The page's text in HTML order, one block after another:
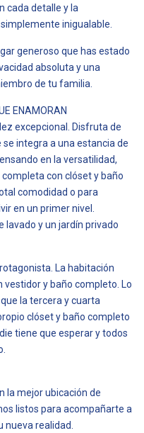
cada detalle y la
inigualable.
generoso que has estado
absoluta y una
de tu familia.
ENAMORAN
excepcional. Disfruta de
integra a una estancia de
en la versatilidad,
con clóset y baño
comodidad o para
en un primer nivel.
lavado y un jardín privado
La habitación
y baño completo. Lo
la tercera y cuarta
clóset y baño completo
tiene que esperar y todos
la mejor ubicación de
listos para acompañarte a
nueva realidad.